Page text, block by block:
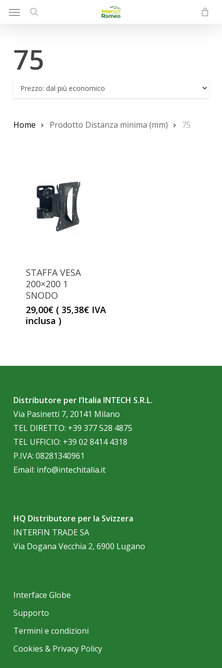
Skip
content
Menu
75
Home Prodotto Distanza minima (mm) 75
STAFFA VESA
200×200 1
SNODO
29,00€ ( 35,38€IVA
inclusa )
Distributore per l’Italia INTECH S.R.L.
Via Pasinetti 7, 20141 Milano
TEL DIRETTO: +39 377 528 4875
TEL UFFICIO: +39 02 8414 4318
P.IVA: 08281340961
Email: info@intechitalia.it
HQ Distributore per la Svizzera
INTERFIN TRADE SA
Via Dogana Vecchia 2, 6900 Lugano
Interface Globe
Supporto
Termini e condizioni
Cookies & Privacy Policy